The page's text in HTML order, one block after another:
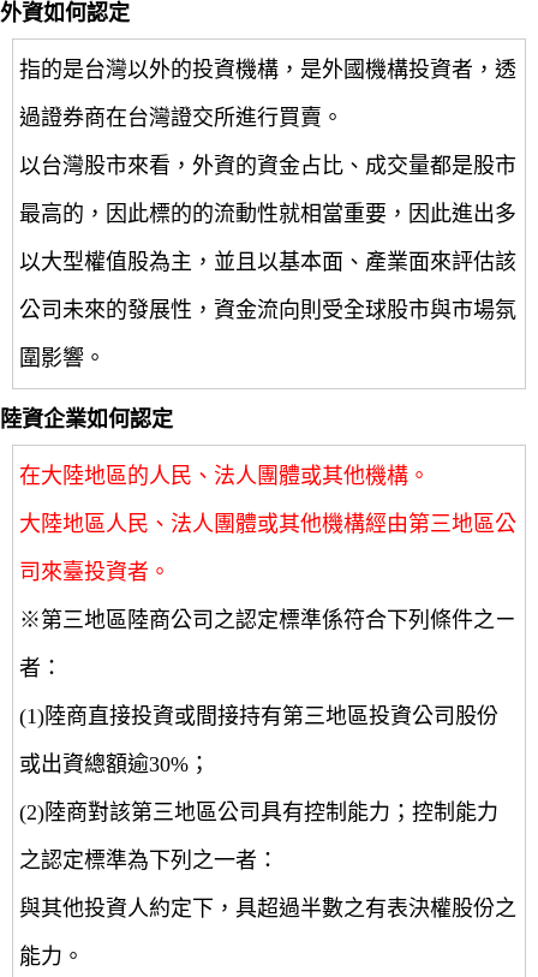
外資如何認定
指的是台灣以外的投資機構，是外國機構投資者，透
過證券商在台灣證交所進行買賣。
以台灣股市來看，外資的資金占比、成交量都是股市
最高的，因此標的的流動性就相當重要，因此進出多
以大型權值股為主，並且以基本面、產業面來評估該
公司未來的發展性，資金流向則受全球股市與市場氛
圍影響。
陸資企業如何認定
在大陸地區的人民、法人團體或其他機構。
大陸地區人民、法人團體或其他機構經由第三地區公
司來臺投資者。
※第三地區陸商公司之認定標準係符合下列條件之ㄧ
者：
(1)陸商直接投資或間接持有第三地區投資公司股份
或出資總額逾30%；
(2)陸商對該第三地區公司具有控制能力；控制能力
之認定標準為下列之一者：
與其他投資人約定下，具超過半數之有表決權股份之
能力。